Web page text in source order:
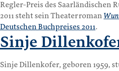
Regler-Preis des Saarländischen
2011 steht sein Theaterroman
Deutschen Buchpreises 2011.
Sinje
Sinje Dillenkofer, geboren 1959,